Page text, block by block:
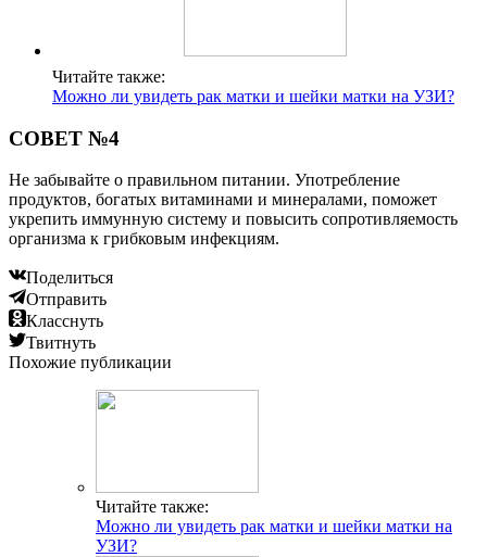
Читайте также:
Можно ли увидеть рак матки и шейки матки на УЗИ?
СОВЕТ №4
Не забывайте о правильном питании. Употребление
продуктов, богатых витаминами и минералами, поможет
укрепить иммунную систему и повысить сопротивляемость
организма к грибковым инфекциям.
Поделиться
Отправить
Класснуть
Твитнуть
Похожие публикации
Читайте также:
Можно ли увидеть рак матки и шейки матки на
УЗИ?